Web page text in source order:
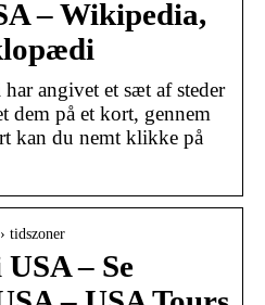
– Wikipedia,
angivet et sæt af steder
dem på et kort, gennem
kan du nemt klikke på
tidszoner
– Se